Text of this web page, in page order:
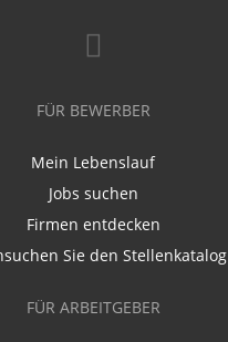
FÜR BEWERBER
Mein Lebenslauf
Jobs suchen
Firmen entdecken
Sie den Stellenkatalog
FÜR ARBEITGEBER